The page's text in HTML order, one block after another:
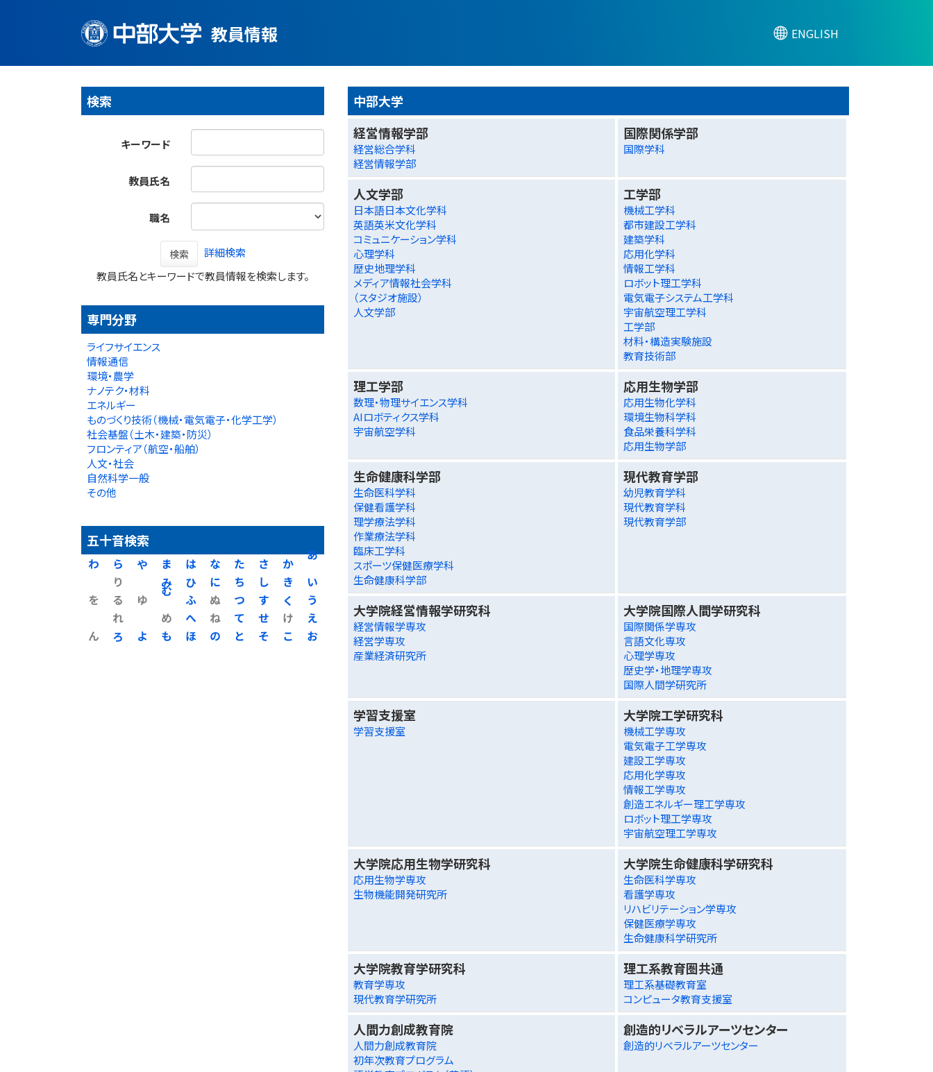
教員情報 ENGLISH
検索
キーワード
教員氏名
職名
検索
詳細検索
教員氏名とキーワードで教員情報を検索します。
専門分野
ライフサイエンス
情報通信
環境・農学
ナノテク・材料
エネルギー
ものづくり技術（機械・電気電子・化学工学）
社会基盤（土木・建築・防災）
フロンティア（航空・船舶）
人文・社会
自然科学一般
その他
五十音検索
あ
い
う
え
お
か
き
く
け
こ
さ
し
す
せ
そ
た
ち
つ
て
と
な
に
ぬ
ね
の
は
ひ
ふ
へ
ほ
ま
み
む
め
も
や
ゆ
よ
ら
り
る
れ
ろ
わ
を
ん
中部大学
経営情報学部
経営総合学科
経営情報学部
国際関係学部
国際学科
人文学部
日本語日本文化学科
英語英米文化学科
コミュニケーション学科
心理学科
歴史地理学科
メディア情報社会学科
（スタジオ施設）
人文学部
工学部
機械工学科
都市建設工学科
建築学科
応用化学科
情報工学科
ロボット理工学科
電気電子システム工学科
宇宙航空理工学科
工学部
材料・構造実験施設
教育技術部
理工学部
数理・物理サイエンス学科
AIロボティクス学科
宇宙航空学科
応用生物学部
応用生物化学科
環境生物科学科
食品栄養科学科
応用生物学部
生命健康科学部
生命医科学科
保健看護学科
理学療法学科
作業療法学科
臨床工学科
スポーツ保健医療学科
生命健康科学部
現代教育学部
幼児教育学科
現代教育学科
現代教育学部
大学院経営情報学研究科
経営情報学専攻
経営学専攻
産業経済研究所
大学院国際人間学研究科
国際関係学専攻
言語文化専攻
心理学専攻
歴史学・地理学専攻
国際人間学研究所
学習支援室
学習支援室
大学院工学研究科
機械工学専攻
電気電子工学専攻
建設工学専攻
応用化学専攻
情報工学専攻
創造エネルギー理工学専攻
ロボット理工学専攻
宇宙航空理工学専攻
大学院応用生物学研究科
応用生物学専攻
生物機能開発研究所
大学院生命健康科学研究科
生命医科学専攻
看護学専攻
リハビリテーション学専攻
保健医療学専攻
生命健康科学研究所
大学院教育学研究科
教育学専攻
現代教育学研究所
理工系教育圏共通
理工系基礎教育室
コンピュータ教育支援室
人間力創成教育院
人間力創成教育院
初年次教育プログラム
創造的リベラルアーツセンター
創造的リベラルアーツセンター